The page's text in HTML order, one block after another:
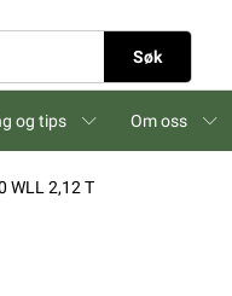
Søk
og tips Om oss
WLL 2,12 T